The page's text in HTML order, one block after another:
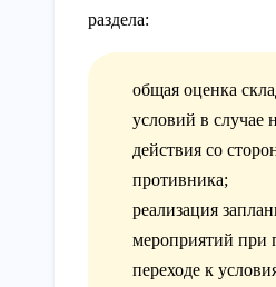
раздела:
общая оценка
условий в случае
действия со
противника;
реализация
мероприятий при
переходе к